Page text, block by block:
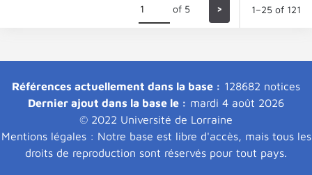
of 5 > 1–25 of 121
Références actuellement dans la base : 128682 notices
Dernier ajout dans la base le : mardi 4 août 2026
© 2022 Université de Lorraine
Mentions légales : Notre base est libre d'accès, mais tous les
droits de reproduction sont réservés pour tout pays.